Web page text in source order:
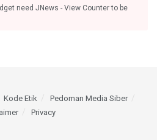
need JNews - View Counter to be
Kode Etik
Pedoman Media Siber
Privacy